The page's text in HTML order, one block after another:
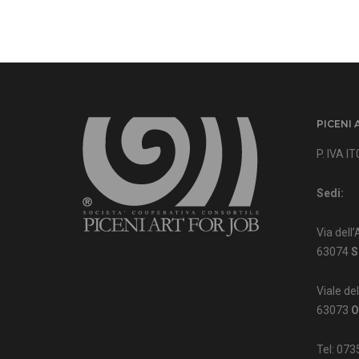
PICENI
P. IVA
Sedi:
Via
63074
Viale
63073
Tel: